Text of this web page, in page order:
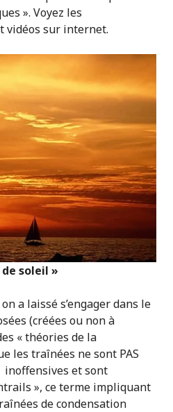
». Voyez les
vidéos sur internet.
soleil »
a laissé s’engager dans le
(créées ou non à
« théories de la
les traînées ne sont PAS
inoffensives et sont
», ce terme impliquant
de condensation